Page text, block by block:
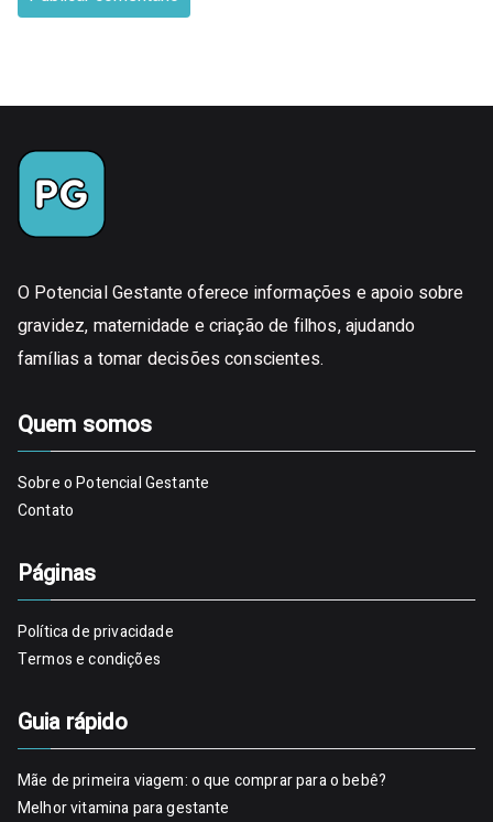
O Potencial Gestante oferece informações e apoio sobre
gravidez, maternidade e criação de filhos, ajudando
famílias a tomar decisões conscientes.
Quem somos
Sobre o Potencial Gestante
Contato
Páginas
Política de privacidade
Termos e condições
Guia rápido
Mãe de primeira viagem: o que comprar para o bebê?
Melhor vitamina para gestante